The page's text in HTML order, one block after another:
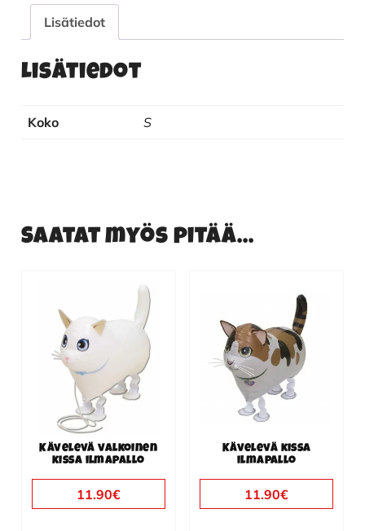
Lisätiedot
Lisätiedot
Koko S
Saatat myös pitää...
Kävelevä valkoinen
kissa ilmapallo
11.90€
Kävelevä kissa
ilmapallo
11.90€